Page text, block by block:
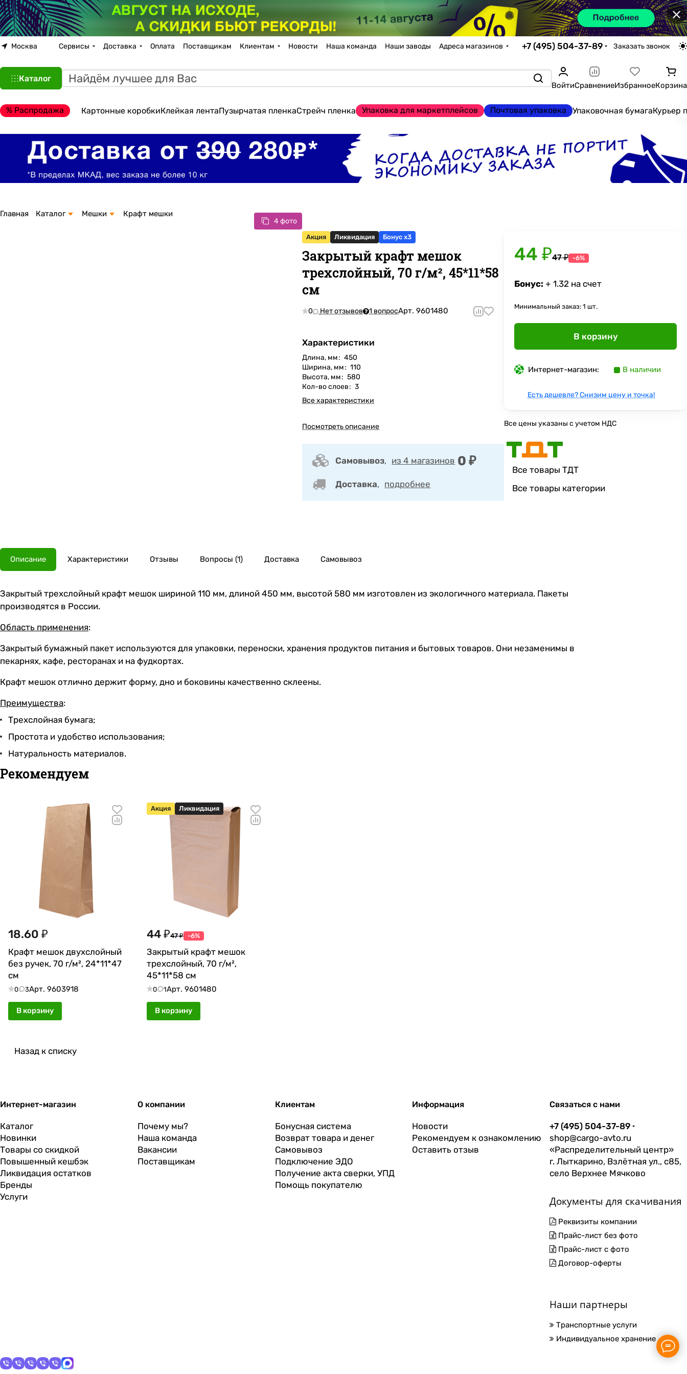
×
Москва Сервисы Доставка Оплата Поставщикам Клиентам Новости Наша команда Наши заводы Адреса магазинов +7 (495) 504-37-89 Заказать звонок
Каталог
ВойтиСравнениеИзбранноеКорзина
% Распродажа Картонные коробкиКлейкая лентаПузырчатая пленкаСтрейч пленка Упаковка для маркетплейсов Почтовая упаковка Упаковочная бумагаКурьер
Главная Каталог Мешки Крафт мешки
4 фото
Акция Ликвидация Бонус x3
Закрытый крафт мешок
трехслойный, 70 г/м², 45*11*58
см
0 Нет отзывов 1 вопросАрт.9601480
Характеристики
Длина, мм: 450
Ширина, мм: 110
Высота, мм: 580
Кол-во слоев: 3
Все характеристики
Посмотреть описание
Самовывоз, из 4 магазинов 0 ₽
Доставка, подробнее
44 ₽47 ₽ -6%
Бонус: + 1.32 на счет
Минимальный заказ: 1 шт.
В корзину
Интернет-магазин: В наличии
Есть дешевле? Снизим цену и точка!
Все цены указаны с учетом НДС
Все товары ТДТ
Все товары категории
Описание Характеристики Отзывы Вопросы (1) Доставка Самовывоз
Закрытый трехслойный крафт мешок шириной 110 мм, длиной 450 мм, высотой 580 мм изготовлен из экологичного материала. Пакеты
производятся в России.
Область применения:
Закрытый бумажный пакет используются для упаковки, переноски, хранения продуктов питания и бытовых товаров. Они незаменимы в
пекарнях, кафе, ресторанах и на фудкортах.
Крафт мешок отлично держит форму, дно и боковины качественно склеены.
Преимущества:
Трехслойная бумага;
Простота и удобство использования;
Натуральность материалов.
Рекомендуем
18.60 ₽
Крафт мешок двухслойный
без ручек, 70 г/м², 24*11*47
см
0 3Арт. 9603918
В корзину
Акция Ликвидация
44 ₽47 ₽ -6%
Закрытый крафт мешок
трехслойный, 70 г/м²,
45*11*58 см
0 1Арт.9601480
В корзину
Назад к списку
Интернет-магазин
Каталог
Новинки
Товары со скидкой
Повышенный кешбэк
Ликвидация остатков
Бренды
Услуги
О компании
Почему мы?
Наша команда
Вакансии
Поставщикам
Клиентам
Бонусная система
Возврат товара и денег
Самовывоз
Подключение ЭДО
Получение акта сверки, УПД
Помощь покупателю
Информация
Новости
Рекомендуем к ознакомлению
Оставить отзыв
Связаться с нами
+7 (495) 504-37-89
shop@cargo-avto.ru
«Распределительный центр»
г. Лыткарино, Взлётная ул., с85,
село Верхнее Мячково
Документы для скачивания
Реквизиты компании
Прайс-лист без фото
Прайс-лист с фото
Договор-оферты
Наши партнеры
Транспортные услуги
Индивидуальное хранение